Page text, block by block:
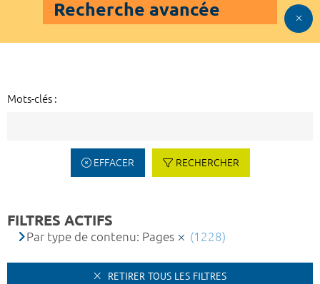
Recherche avancée
Mots-clés :
EFFACER RECHERCHER
FILTRES ACTIFS
Par type de contenu: Pages (1228)
RETIRER TOUS LES FILTRES